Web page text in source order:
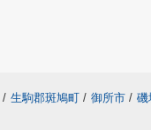
/ 生駒郡斑鳩町 / 御所市 / 磯